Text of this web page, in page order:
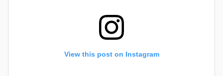
View this post on Instagram